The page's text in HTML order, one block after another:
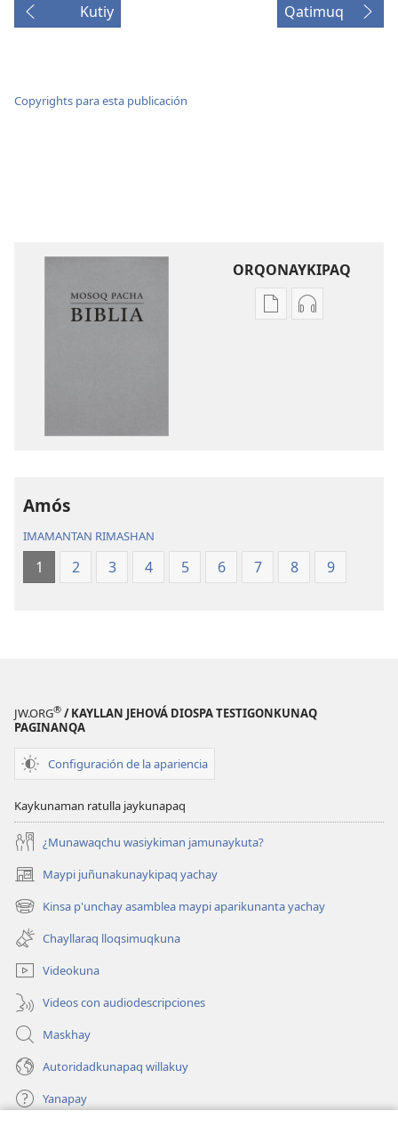
Kutiy Qatimuq
Copyrights para esta publicación
ORQONAYKIPAQ
KaypiKaypin
Amós
IMAMANTAN RIMASHAN
1 2 3 4 5 6 7 8 9
JW.ORG® / KAYLLAN JEHOVÁ DIOSPA TESTIGONKUNAQ
PAGINANQA
Configuración de la apariencia
Kaykunaman ratulla jaykunapaq
¿Munawaqchu wasiykiman jamunaykuta?
Maypi juñunakunaykipaq yachay
(abre
una
nueva
ventana)
Kinsa p'unchay asamblea maypi aparikunanta yachay
(abre
una
nueva
ventana)
Chayllaraq lloqsimuqkuna
Videokuna
Videos con audiodescripciones
Maskhay
Autoridadkunapaq willakuy
Yanapay